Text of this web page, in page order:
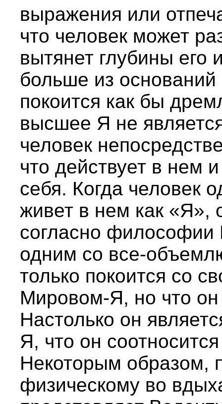
выражения или
что человек может
вытянет глубины его
больше из
покоится как бы
высшее Я не
человек
что действует в нем
себя. Когда человек
живет в нем как «Я»,
согласно философии
одним со все-
только покоится со
Мировом-Я, но что
Настолько он
Я, что он
Некоторым образом,
физическому во